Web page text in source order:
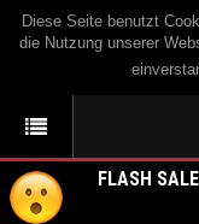
Diese Seite benutzt
die Nutzung unserer
FLASH